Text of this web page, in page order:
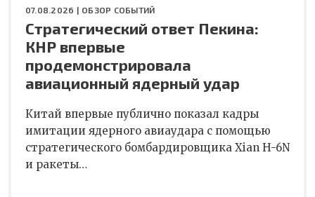
07.08.2026 | ОБЗОР СОБЫТИЙ
Стратегический ответ Пекина:
КНР впервые
продемонстрировала
авиационный ядерный удар
Китай впервые публично показал кадры
имитации ядерного авиаудара с помощью
стратегического бомбардировщика Xian H-6N
и ракеты…